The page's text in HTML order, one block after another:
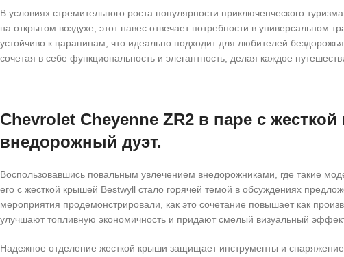
В условиях стремительного роста популярности приключенческого
на открытом воздухе, этот навес отвечает потребности в универсальном
устойчиво к царапинам, что идеально подходит для любителей
сочетая в себе функциональность и элегантность, делая каждое
Chevrolet Cheyenne ZR2 в паре с
внедорожный дуэт.
Воспользовавшись повальным увлечением внедорожниками, где такие
его с жесткой крышей Bestwyll стало горячей темой в обсуждениях
мероприятия продемонстрировали, как это сочетание повышает как
улучшают топливную экономичность и придают смелый визуальный
Надежное отделение жесткой крыши защищает инструменты и